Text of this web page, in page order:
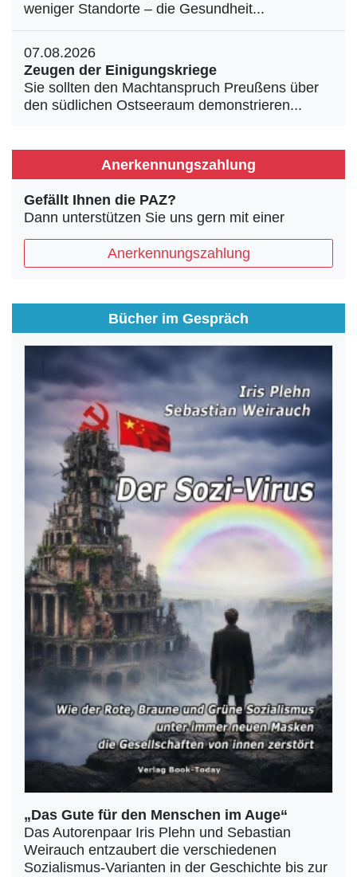
weniger Standorte – die Gesundheit...
07.08.2026
Zeugen der Einigungskriege
Sie sollten den Machtanspruch Preußens über
den südlichen Ostseeraum demonstrieren...
Anerkennungszahlung
Gefällt Ihnen die PAZ?
Dann unterstützen Sie uns gern mit einer
Anerkennungszahlung
Bücher im Gespräch
„Das Gute für den Menschen im Auge“
Das Autorenpaar Iris Plehn und Sebastian
Weirauch entzaubert die verschiedenen
Sozialismus-Varianten in der Geschichte bis zur